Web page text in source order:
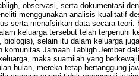
observasi, serta dokumentasi
menggunakan analisis kualitatif
serta menafsirkan data secara teori.
keluarga tersebut telah terpenuhi
selain itu dalam keluarga
komunitas Jamaah Tabligh Jember
maka suamilah yang
bulan, mereka tetap bertanggung